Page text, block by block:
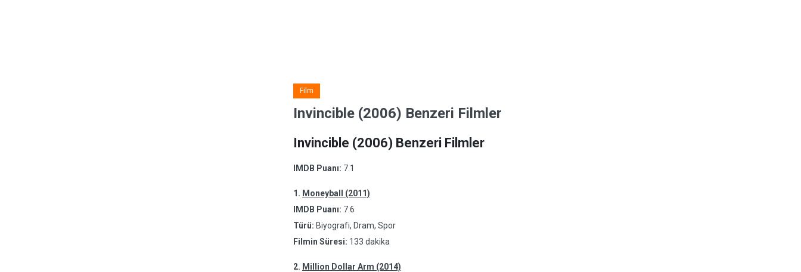
Film
Invincible (2006) Benzeri Filmler
Invincible (2006) Benzeri Filmler
IMDB Puanı: 7.1
1. Moneyball (2011)
IMDB Puanı: 7.6
Türü: Biyografi, Dram, Spor
Filmin Süresi: 133 dakika
2. Million Dollar Arm (2014)